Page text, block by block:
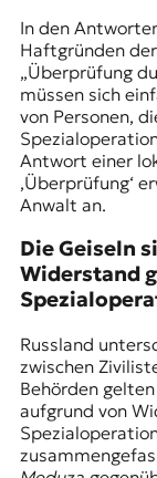
In den
Haftgründen
„Überprüfung
müssen sich
von Personen,
Antwort einer
‚Überprüfung‘
Anwalt an.
Die Geiseln
Widerstand
Russland
zwischen
Behörden
aufgrund von